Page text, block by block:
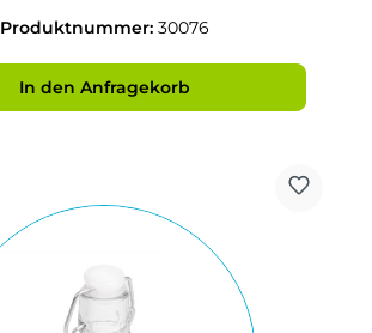
Produktnummer: 30076
In den Anfragekorb